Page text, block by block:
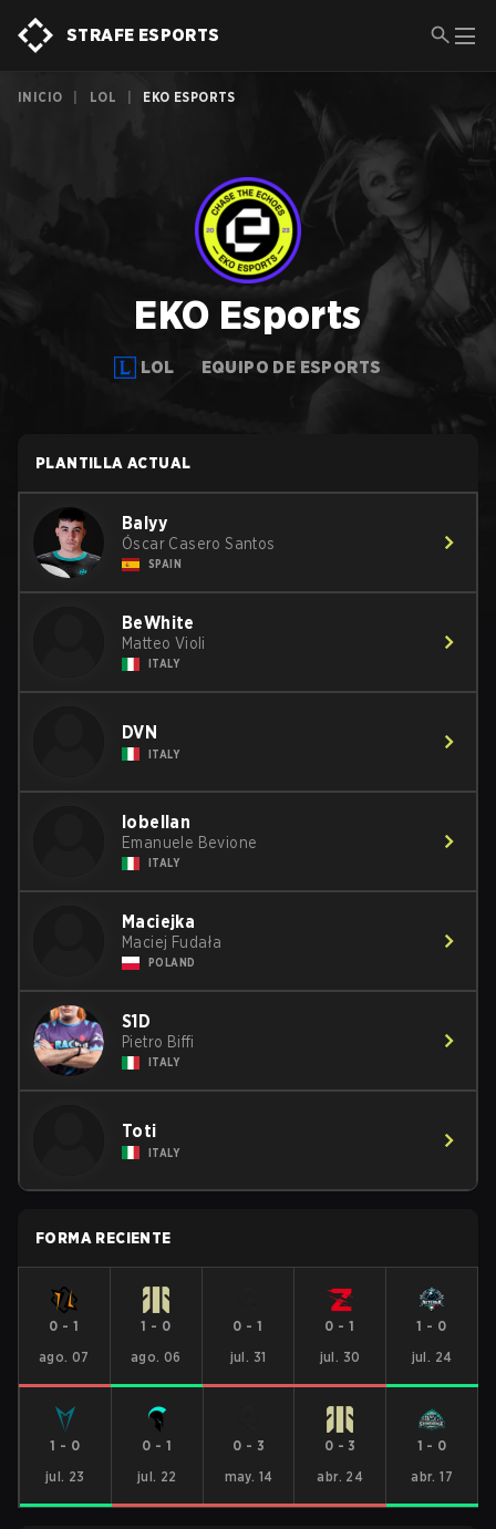
STRAFE ESPORTS
INICIO LOL EKO ESPORTS
EKO Esports
LOL EQUIPO DE ESPORTS
PLANTILLA ACTUAL
Balyy
Óscar Casero Santos
SPAIN
BeWhite
Matteo Violi
ITALY
DVN
ITALY
lobellan
Emanuele Bevione
ITALY
Maciejka
Maciej Fudała
POLAND
S1D
Pietro Biffi
ITALY
Toti
ITALY
FORMA RECIENTE
0 -1
ago. 07
1 - 0
ago. 06
0 -1
jul. 31
0 -1
jul. 30
1 - 0
jul. 24
1 - 0
jul. 23
0 - 1
jul. 22
0 - 3
may. 14
0 - 3
abr. 24
1 - 0
abr. 17